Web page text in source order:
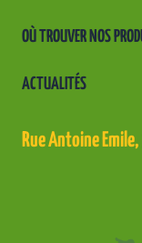
OÙ TROUVER NOS
ACTUALITÉS
Rue Antoine